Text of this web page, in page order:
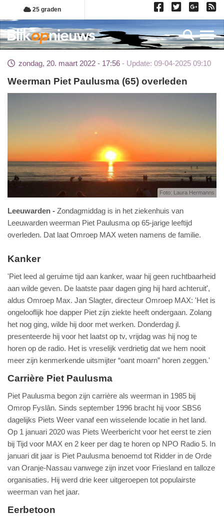
Overslaan
en
naar
de
gaan
25 graden
zondag, 20. maart 2022 - 17:56 Update: 09-04-2025 09:10
Weerman Piet Paulusma (65) overleden
Foto: Laura Hermanns
Leeuwarden
Zondagmiddag is in het ziekenhuis van
Leeuwarden weerman Piet Paulusma op 65-jarige leeftijd
overleden. Dat laat Omroep MAX weten namens de familie.
Kanker
'Piet leed al geruime tijd aan kanker, waar hij geen ruchtbaarheid
aan wilde geven. De laatste paar dagen ging hij hard achteruit',
aldus Omroep Max. Jan Slagter, directeur Omroep MAX: 'Het is
ongelooflijk hoe dapper Piet zijn ziekte heeft ondergaan. Zolang
het nog ging, wilde hij door met werken. Donderdag jl.
presenteerde hij voor het laatst op tv, vrijdag was hij nog te
horen op de radio. Het is vreselijk verdrietig dat we hem nooit
meer zijn kenmerkende uitsmijter “oant moarn” horen zeggen.'
Carrière Piet Paulusma
Piet Paulusma begon zijn carrière als weerman in 1985 bij
Omrop Fyslân. Sinds september 1996 bracht hij voor SBS6
dagelijks Piets Weer vanaf een wisselende locatie in het land.
Op 1 januari 2020 was Piets Weerbericht voor het eerst te zien
bij Tijd voor MAX en 2 keer per dag te horen op NPO Radio 5. In
januari dit jaar is Piet Paulusma benoemd tot Ridder in de Orde
van Oranje-Nassau vanwege zijn inzet voor Friesland en talloze
organisaties. Hij werd drie keer uitgeroepen tot populairste
weerman van het jaar.
Eerbetoon